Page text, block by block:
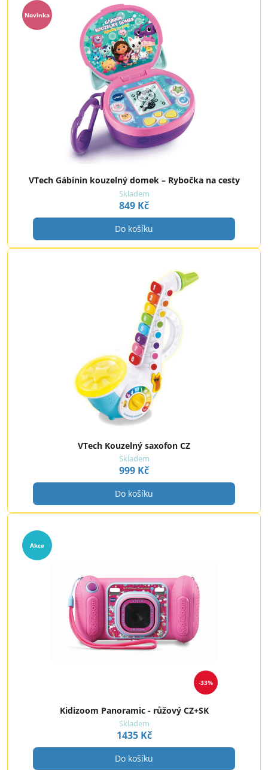
Novinka
VTech Gábinin kouzelný domek – Rybočka na cesty
Skladem
849 Kč
Do košíku
VTech Kouzelný saxofon CZ
Skladem
999 Kč
Do košíku
33%
Akce
Kidizoom Panoramic - růžový CZ+SK
Skladem
1435 Kč
Do košíku